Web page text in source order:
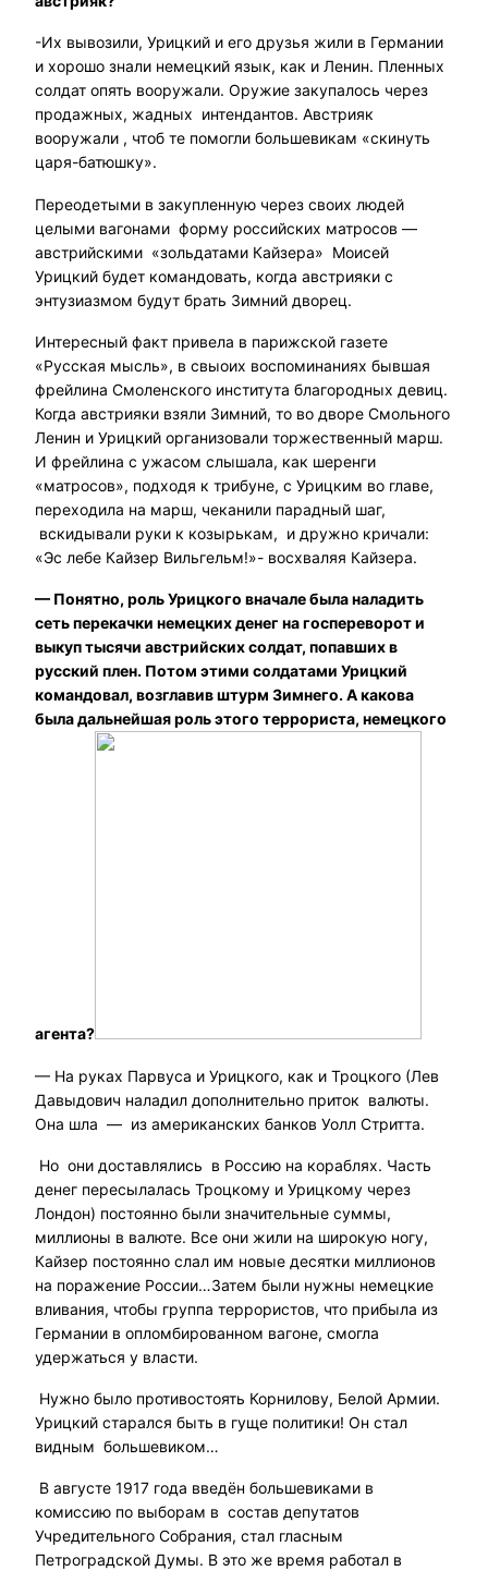
-Их вывозили, Урицкий и его друзья жили в Германии
и хорошо знали немецкий язык, как и Ленин. Пленных
солдат опять вооружали. Оружие закупалось через
продажных, жадных интендантов. Австрияк
вооружали , чтоб те помогли большевикам «скинуть
царя-батюшку».
Переодетыми в закупленную через своих людей
целыми вагонами форму российских матросов —
австрийскими «зольдатами Кайзера» Моисей
Урицкий будет командовать, когда австрияки с
энтузиазмом будут брать Зимний дворец.
Интересный факт привела в парижской газете
«Русская мысль», в свыоих воспоминаниях бывшая
фрейлина Смоленского института благородных девиц.
Когда австрияки взяли Зимний, то во дворе Смольного
Ленин и Урицкий организовали торжественный марш.
И фрейлина с ужасом слышала, как шеренги
«матросов», подходя к трибуне, с Урицким во главе,
переходила на марш, чеканили парадный шаг,
вскидывали руки к козырькам, и дружно кричали:
«Эс лебе Кайзер Вильгельм!»- восхваляя Кайзера.
— Понятно, роль Урицкого вначале была наладить
сеть перекачки немецких денег на госпереворот и
выкуп тысячи австрийских солдат, попавших в
русский плен. Потом этими солдатами Урицкий
командовал, возглавив штурм Зимнего. А какова
была дальнейшая роль этого террориста, немецкого
агента?
— На руках Парвуса и Урицкого, как и Троцкого (Лев
Давыдович наладил дополнительно приток валюты.
Она шла — из американских банков Уолл Стритта.
Но они доставлялись в Россию на кораблях. Часть
денег пересылалась Троцкому и Урицкому через
Лондон) постоянно были значительные суммы,
миллионы в валюте. Все они жили на широкую ногу,
Кайзер постоянно слал им новые десятки миллионов
на поражение России…Затем были нужны немецкие
вливания, чтобы группа террористов, что прибыла из
Германии в опломбированном вагоне, смогла
удержаться у власти.
Нужно было противостоять Корнилову, Белой Армии.
Урицкий старался быть в гуще политики! Он стал
видным большевиком…
В августе 1917 года введён большевиками в
комиссию по выборам в состав депутатов
Учредительного Собрания, стал гласным
Петроградской Думы. В это же время работал в